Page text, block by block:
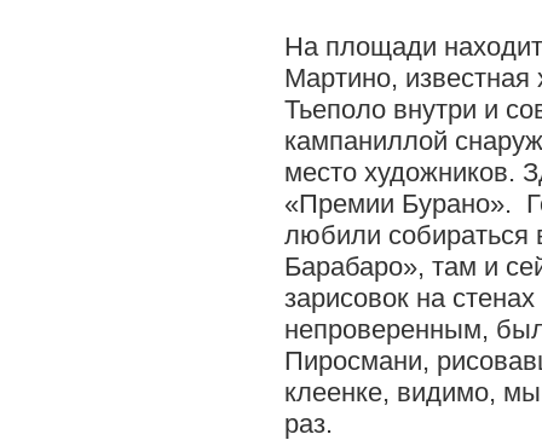
На площади
Мартино,
Тьеполо внутри и
кампаниллой
место художников.
«Премии Бурано».
любили собираться
Барабаро», там и
зарисовок на
непроверенным,
Пиросмани,
клеенке, видимо,
раз.